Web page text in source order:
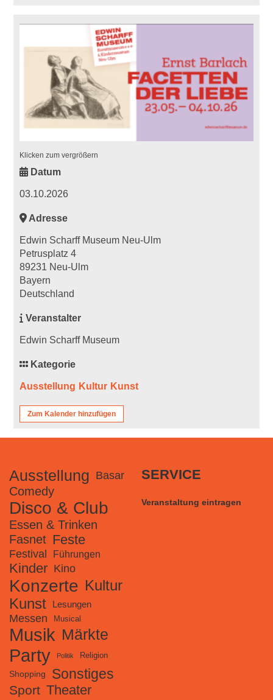
Klicken zum vergrößern
Datum
03.10.2026
Adresse
Edwin Scharff Museum Neu-Ulm
Petrusplatz 4
89231 Neu-Ulm
Bayern
Deutschland
Veranstalter
Edwin Scharff Museum
Kategorie
Ausstellung Kultur Kunst
Zum Kalender hinzufügen
Ausstellung Basar
Comedy
Disco & Club
Essen & Trinken
Fasnet Feste
Festival Führungen
Kinder Kino
Konzerte Kultur
Kunst
Lesungen
Messen Musical
Musik Märkte
Party Politik Religion
Shopping Sonstiges
Sport Theater
SERVICE
Veranstaltung eintragen